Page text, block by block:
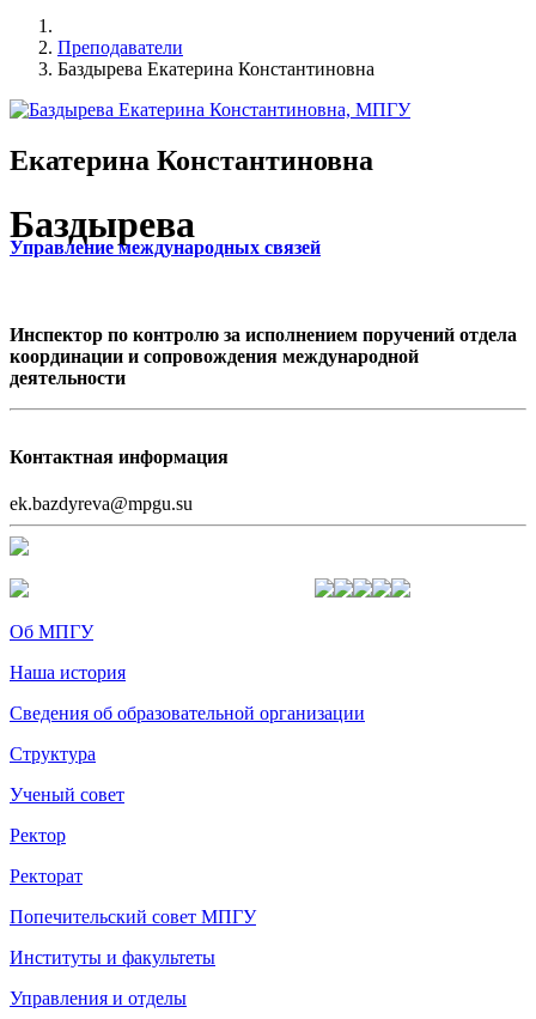
Преподаватели
Баздырева Екатерина Константиновна
Екатерина Константиновна
Баздырева
Управление международных связей
Инспектор по контролю за исполнением поручений отдела
координации и сопровождения международной
деятельности
Контактная информация
ek.bazdyreva@mpgu.su
Об МПГУ
Наша история
Сведения об образовательной организации
Структура
Ученый совет
Ректор
Ректорат
Попечительский совет МПГУ
Институты и факультеты
Управления и отделы